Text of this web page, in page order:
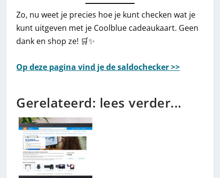
Zo, nu weet je precies hoe je kunt checken wat je
kunt uitgeven met je Coolblue cadeaukaart. Geen
dank en shop ze! 🛒✨
Op deze pagina vind je de saldochecker >>
Gerelateerd: lees verder...